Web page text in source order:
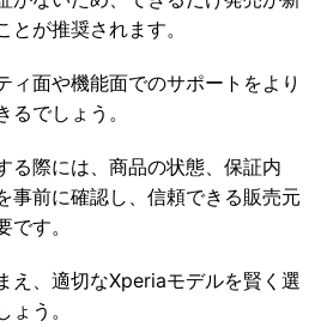
とが推奨されます。
ィ面や機能面でのサポートをより
でしょう。
る際には、商品の状態、保証内
事前に確認し、信頼できる販売元
す。
え、適切なXperiaモデルを賢く選
う。